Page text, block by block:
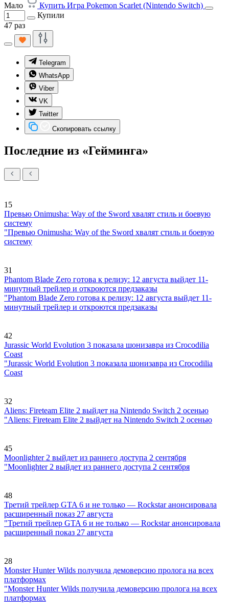
Мало
Купить Игра Pokemon Scarlet (Nintendo Switch)
Купили
47 раз
Telegram
WhatsApp
Viber
VK
Twitter
Скопировать ссылку
Последние из «Гейминга»
15
Превью Onimusha: Way of the Sword хвалят стиль и боевую
систему
"Превью Onimusha: Way of the Sword хвалят стиль и боевую
систему
31
Phantom Blade Zero готова к релизу: 12 августа выйдет 11-
минутный трейлер и откроются предзаказы
"Phantom Blade Zero готова к релизу: 12 августа выйдет 11-
минутный трейлер и откроются предзаказы
42
Jurassic World Evolution 3 показала шонизавра из Crocodilia
Coast
"Jurassic World Evolution 3 показала шонизавра из Crocodilia
Coast
32
Aliens: Fireteam Elite 2 выйдет на Nintendo Switch 2 осенью
"Aliens: Fireteam Elite 2 выйдет на Nintendo Switch 2 осенью
45
Moonlighter 2 выйдет из раннего доступа 2 сентября
"Moonlighter 2 выйдет из раннего доступа 2 сентября
48
Третий трейлер GTA 6 и не только — Rockstar анонсировала
расширенный показ 27 августа
"Третий трейлер GTA 6 и не только — Rockstar анонсировала
расширенный показ 27 августа
28
Monster Hunter Wilds получила демоверсию пролога на всех
платформах
"Monster Hunter Wilds получила демоверсию пролога на всех
платформах